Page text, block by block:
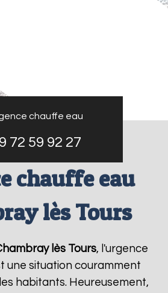
chauffe eau
72 59 92 27
chauffe eau
lès Tours
lès Tours, l'urgence
une situation couramment
habitants. Heureusement,